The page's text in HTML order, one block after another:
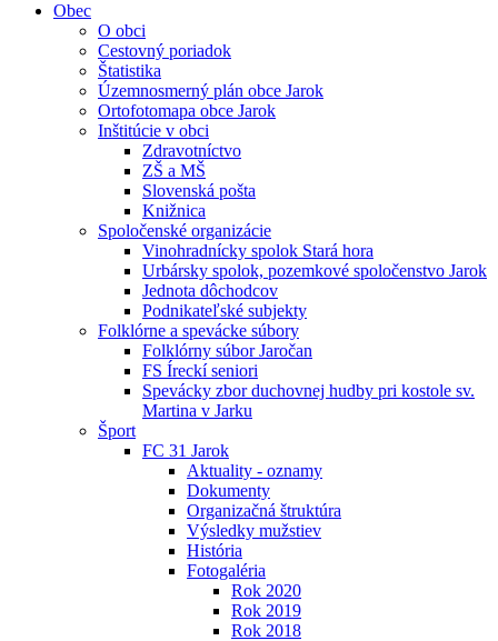
Obec
O obci
Cestovný poriadok
Štatistika
Územnosmerný plán obce Jarok
Ortofotomapa obce Jarok
Inštitúcie v obci
Zdravotníctvo
ZŠ a MŠ
Slovenská pošta
Knižnica
Spoločenské organizácie
Vinohradnícky spolok Stará hora
Urbársky spolok, pozemkové spoločenstvo Jarok
Jednota dôchodcov
Podnikateľské subjekty
Folklórne a spevácke súbory
Folklórny súbor Jaročan
FS Íreckí seniori
Spevácky zbor duchovnej hudby pri kostole sv.
Martina v Jarku
Šport
FC 31 Jarok
Aktuality - oznamy
Dokumenty
Organizačná štruktúra
Výsledky mužstiev
História
Fotogaléria
Rok 2020
Rok 2019
Rok 2018